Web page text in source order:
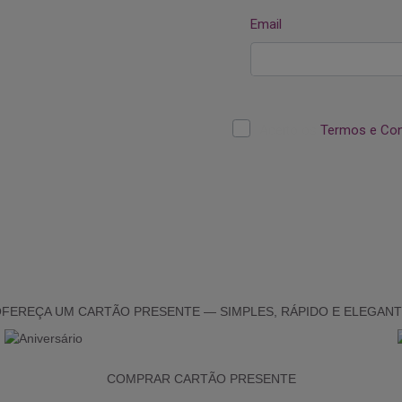
UM CARTÃO PRESENTE — SIMPLES, RÁPIDO E
COMPRAR CARTÃO PRESENTE